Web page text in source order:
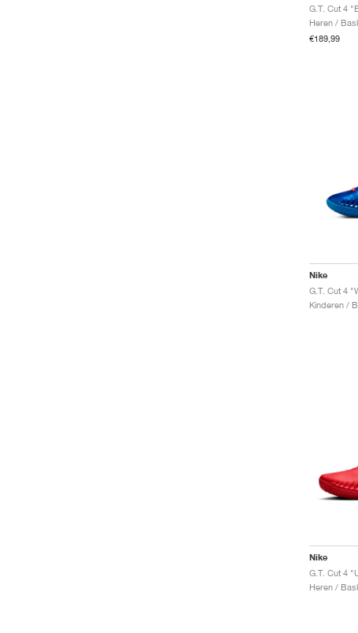
G.T. Cut 4
Heren /
€189,99
Nike
G.T. Cut 4
Kinderen /
Nike
Heren /